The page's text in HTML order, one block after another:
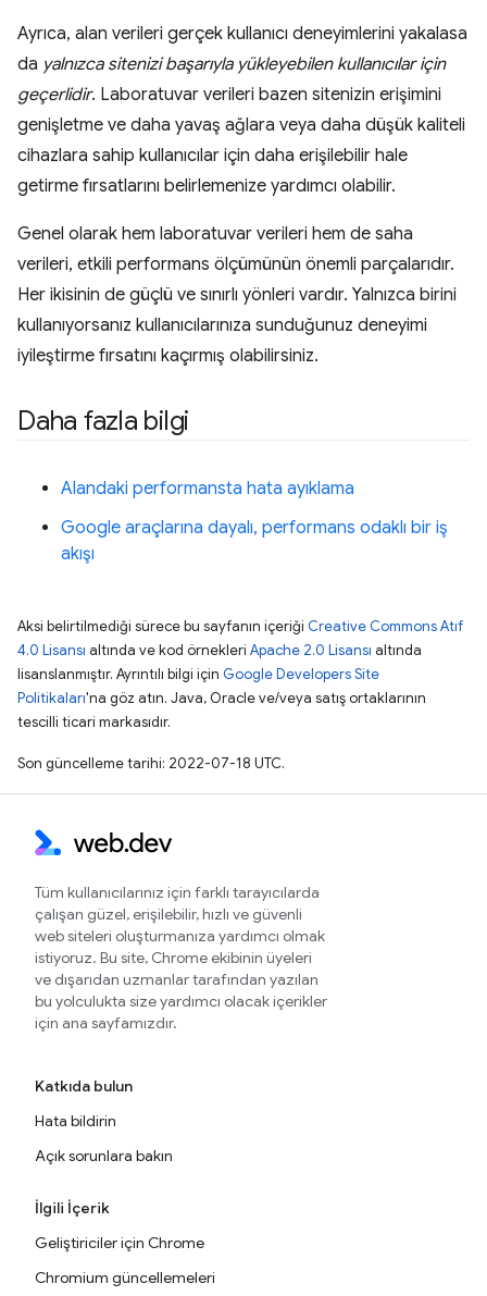
Ayrıca, alan verileri gerçek kullanıcı deneyimlerini yakalasa
da yalnızca sitenizi başarıyla yükleyebilen kullanıcılar için
geçerlidir. Laboratuvar verileri bazen sitenizin erişimini
genişletme ve daha yavaş ağlara veya daha düşük kaliteli
cihazlara sahip kullanıcılar için daha erişilebilir hale
getirme fırsatlarını belirlemenize yardımcı olabilir.
Genel olarak hem laboratuvar verileri hem de saha
verileri, etkili performans ölçümünün önemli parçalarıdır.
Her ikisinin de güçlü ve sınırlı yönleri vardır. Yalnızca birini
kullanıyorsanız kullanıcılarınıza sunduğunuz deneyimi
iyileştirme fırsatını kaçırmış olabilirsiniz.
Daha fazla bilgi
Alandaki performansta hata ayıklama
Google araçlarına dayalı, performans odaklı bir iş
akışı
Aksi belirtilmediği sürece bu sayfanın içeriği Creative Commons Atıf
4.0 Lisansı altında ve kod örnekleri Apache 2.0 Lisansı altında
lisanslanmıştır. Ayrıntılı bilgi için Google Developers Site
Politikaları'na göz atın. Java, Oracle ve/veya satış ortaklarının
tescilli ticari markasıdır.
Son güncelleme tarihi: 2022-07-18 UTC.
Tüm kullanıcılarınız için farklı tarayıcılarda
çalışan güzel, erişilebilir, hızlı ve güvenli
web siteleri oluşturmanıza yardımcı olmak
istiyoruz. Bu site, Chrome ekibinin üyeleri
ve dışarıdan uzmanlar tarafından yazılan
bu yolculukta size yardımcı olacak içerikler
için ana sayfamızdır.
Katkıda bulun
Hata bildirin
Açık sorunlara bakın
İlgili İçerik
Geliştiriciler için Chrome
Chromium güncellemeleri